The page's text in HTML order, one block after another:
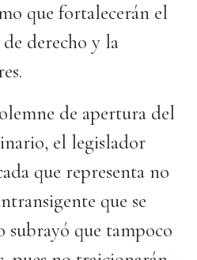
que fortalecerán el
derecho y la
de apertura del
el legislador
que representa no
que se
subrayó que tampoco